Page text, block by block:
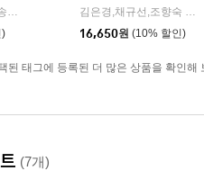
)
김은경,채규선,조향숙 등저
16,650원 (10% 할인)
된 태그에 등록된 더 많은 상품을 확인해
(7개)